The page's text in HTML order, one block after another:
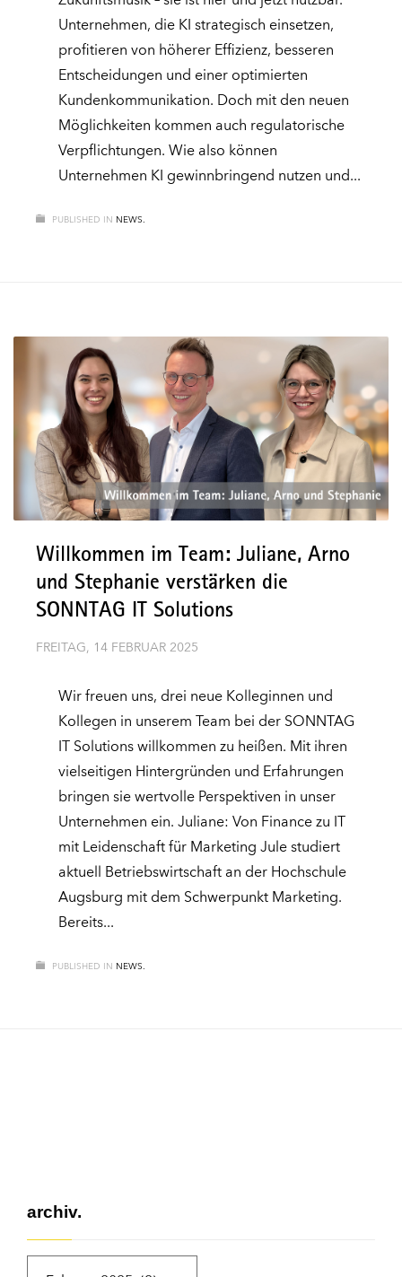
Unternehmen, die KI strategisch einsetzen,
profitieren von höherer Effizienz, besseren
Entscheidungen und einer optimierten
Kundenkommunikation. Doch mit den neuen
Möglichkeiten kommen auch regulatorische
Verpflichtungen. Wie also können
Unternehmen KI gewinnbringend nutzen und
PUBLISHED IN NEWS.
Willkommen im Team: Juliane, Arno
und Stephanie verstärken die
SONNTAG IT Solutions
FREITAG, 14 FEBRUAR 2025
Wir freuen uns, drei neue Kolleginnen und
Kollegen in unserem Team bei der SONNTAG
IT Solutions willkommen zu heißen. Mit ihren
vielseitigen Hintergründen und Erfahrungen
bringen sie wertvolle Perspektiven in unser
Unternehmen ein. Juliane: Von Finance zu IT
mit Leidenschaft für Marketing Jule studiert
aktuell Betriebswirtschaft an der Hochschule
Augsburg mit dem Schwerpunkt Marketing.
Bereits
PUBLISHED IN NEWS.
archiv.